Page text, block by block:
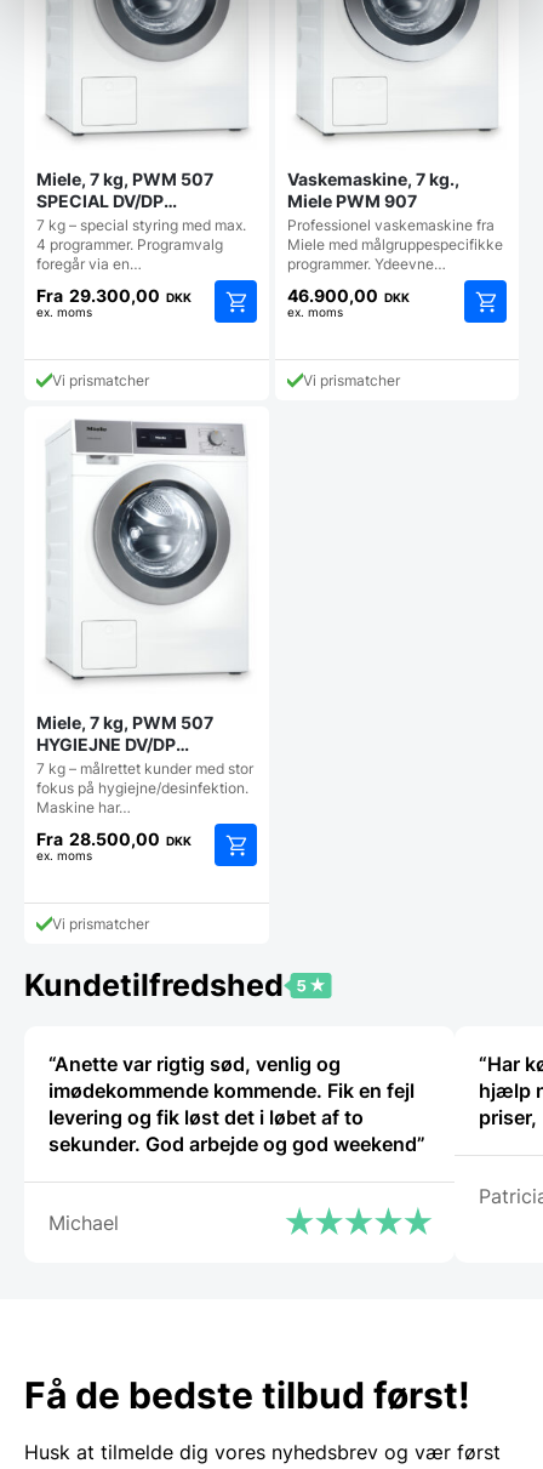
Miele, 7 kg, PWM 507
SPECIAL DV/DP
vaskemaskine
7 kg – special styring med max.
4 programmer. Programvalg
foregår via en…
Fra 29.300,00 DKK
ex. moms
vare
varianter.
Mulighederne
kan
vælges
på
varesiden
Vi prismatcher
Vaskemaskine, 7 kg.,
Miele PWM 907
Professionel vaskemaskine fra
Miele med målgruppespecifikke
programmer. Ydeevne…
46.900,00 DKK
ex. moms
vare
Vi prismatcher
Miele, 7 kg, PWM 507
HYGIEJNE DV/DP
vaskemaskine
7 kg – målrettet kunder med stor
fokus på hygiejne/desinfektion.
Maskine har…
Fra 28.500,00 DKK
ex. moms
vare
Mulighederne
varesiden
Vi prismatcher
Kundetilfredshed
“Anette var rigtig sød, venlig og
imødekommende kommende. Fik en fejl
levering og fik løst det i løbet af to
sekunder. God arbejde og god weekend”
Michael
“Har
hjælp
priser,
Få de bedste tilbud først!
Husk at tilmelde dig vores nyhedsbrev og vær først